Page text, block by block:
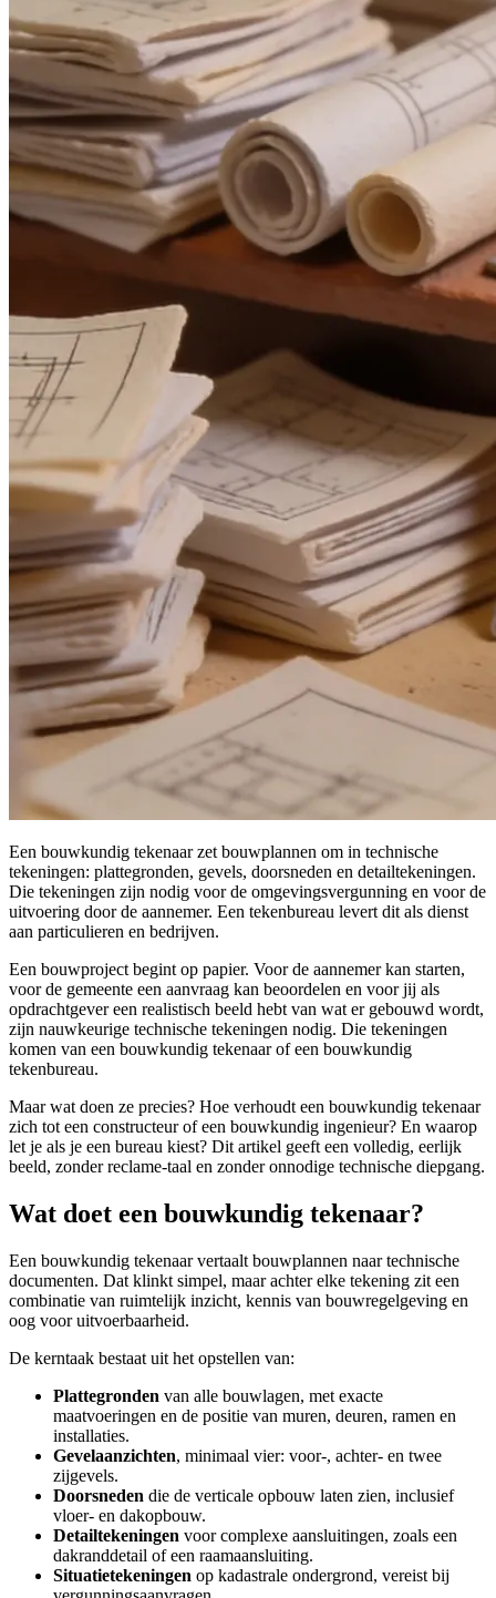
Een bouwkundig tekenaar zet bouwplannen om in technische
tekeningen: plattegronden, gevels, doorsneden en detailtekeningen.
Die tekeningen zijn nodig voor de omgevingsvergunning en voor de
uitvoering door de aannemer. Een tekenbureau levert dit als dienst
aan particulieren en bedrijven.
Een bouwproject begint op papier. Voor de aannemer kan starten,
voor de gemeente een aanvraag kan beoordelen en voor jij als
opdrachtgever een realistisch beeld hebt van wat er gebouwd wordt,
zijn nauwkeurige technische tekeningen nodig. Die tekeningen
komen van een bouwkundig tekenaar of een bouwkundig
tekenbureau.
Maar wat doen ze precies? Hoe verhoudt een bouwkundig tekenaar
zich tot een constructeur of een bouwkundig ingenieur? En waarop
let je als je een bureau kiest? Dit artikel geeft een volledig, eerlijk
beeld, zonder reclame-taal en zonder onnodige technische diepgang.
Wat doet een bouwkundig tekenaar?
Een bouwkundig tekenaar vertaalt bouwplannen naar technische
documenten. Dat klinkt simpel, maar achter elke tekening zit een
combinatie van ruimtelijk inzicht, kennis van bouwregelgeving en
oog voor uitvoerbaarheid.
De kerntaak bestaat uit het opstellen van:
Plattegronden van alle bouwlagen, met exacte
maatvoeringen en de positie van muren, deuren, ramen en
installaties.
Gevelaanzichten, minimaal vier: voor-, achter- en twee
zijgevels.
Doorsneden die de verticale opbouw laten zien, inclusief
vloer- en dakopbouw.
Detailtekeningen voor complexe aansluitingen, zoals een
dakranddetail of een raamaansluiting.
Situatietekeningen op kadastrale ondergrond, vereist bij